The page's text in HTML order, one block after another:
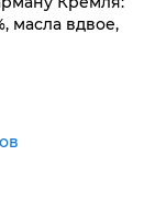
масла вдвое,